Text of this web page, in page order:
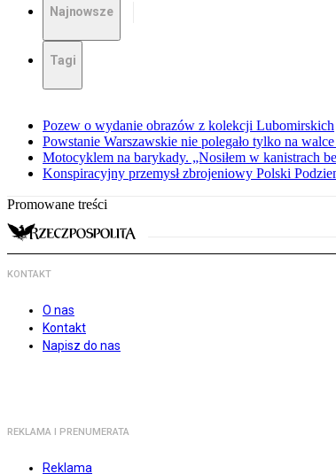
Najnowsze
Tagi
Pozew o wydanie obrazów z kolekcji Lubomirskich
Powstanie Warszawskie nie polegało tylko na
Motocyklem na barykady. „Nosiłem w kanistrach
Konspiracyjny przemysł zbrojeniowy Polski
Promowane treści
KONTAKT
O nas
Kontakt
Napisz do nas
REKLAMA I PRENUMERATA
Reklama